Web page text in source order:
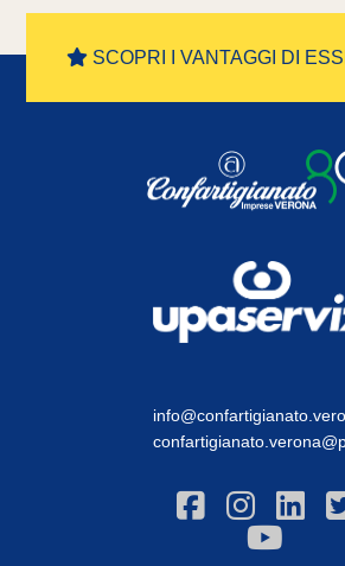
SCOPRI I VANTAGGI DI